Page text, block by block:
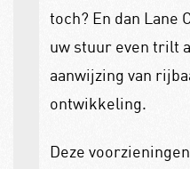
toch? En dan Lane
uw stuur even trilt
aanwijzing van
ontwikkeling.
Deze